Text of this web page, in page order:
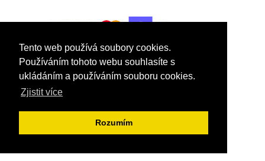
Tento web používá soubory cookies.
Používáním tohoto webu souhlasíte s
ukládáním a používáním souboru cookies.
Zjistit více
Rozumím
Tento web používá soubory cookies.
Používáním tohoto webu souhlasíte s
ukládáním a používáním souboru cookies.
Zjistit více
Rozumím
© 2005
VŠEOBECNÉ OBCHODNÍ PODMÍNKY